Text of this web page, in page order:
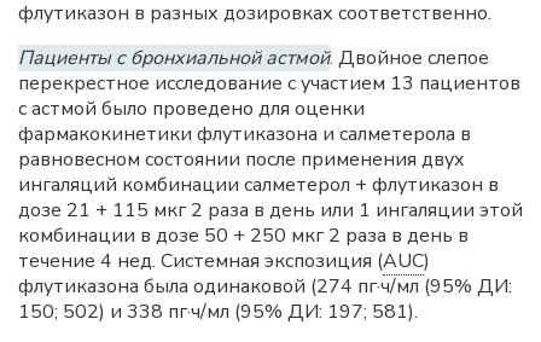
флутиказон в разных дозировках соответственно.
Пациенты с бронхиальной астмой. Двойное слепое
перекрестное исследование с участием 13 пациентов
с астмой было проведено для оценки
фармакокинетики флутиказона и салметерола в
равновесном состоянии после применения двух
ингаляций комбинации салметерол + флутиказон в
дозе 21 + 115 мкг 2 раза в день или 1 ингаляции этой
комбинации в дозе 50 + 250 мкг 2 раза в день в
течение 4 нед. Системная экспозиция (AUC)
флутиказона была одинаковой (274 пг·ч/мл (95% ДИ:
150; 502) и 338 пг·ч/мл (95% ДИ: 197; 581).